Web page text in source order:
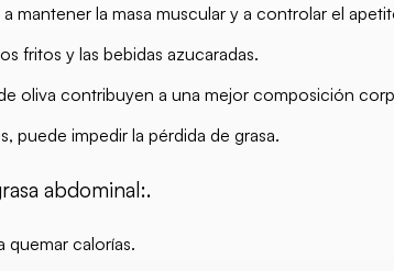
mantener la masa muscular y a controlar el
fritos y las bebidas azucaradas.
oliva contribuyen a una mejor composición
puede impedir la pérdida de grasa.
abdominal:.
quemar calorías.